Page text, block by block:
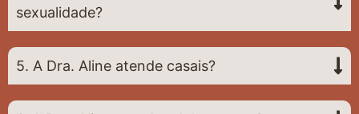
sexualidade?
5. A Dra. Aline atende casais?